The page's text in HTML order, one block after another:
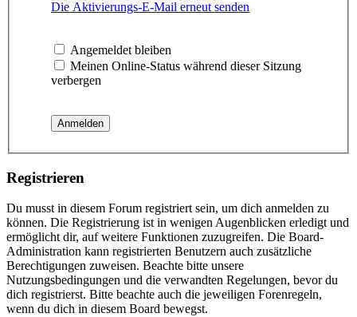
Die Aktivierungs-E-Mail erneut senden
Angemeldet bleiben
Meinen Online-Status während dieser Sitzung
verbergen
Registrieren
Du musst in diesem Forum registriert sein, um dich anmelden zu
können. Die Registrierung ist in wenigen Augenblicken erledigt und
ermöglicht dir, auf weitere Funktionen zuzugreifen. Die Board-
Administration kann registrierten Benutzern auch zusätzliche
Berechtigungen zuweisen. Beachte bitte unsere
Nutzungsbedingungen und die verwandten Regelungen, bevor du
dich registrierst. Bitte beachte auch die jeweiligen Forenregeln,
wenn du dich in diesem Board bewegst.